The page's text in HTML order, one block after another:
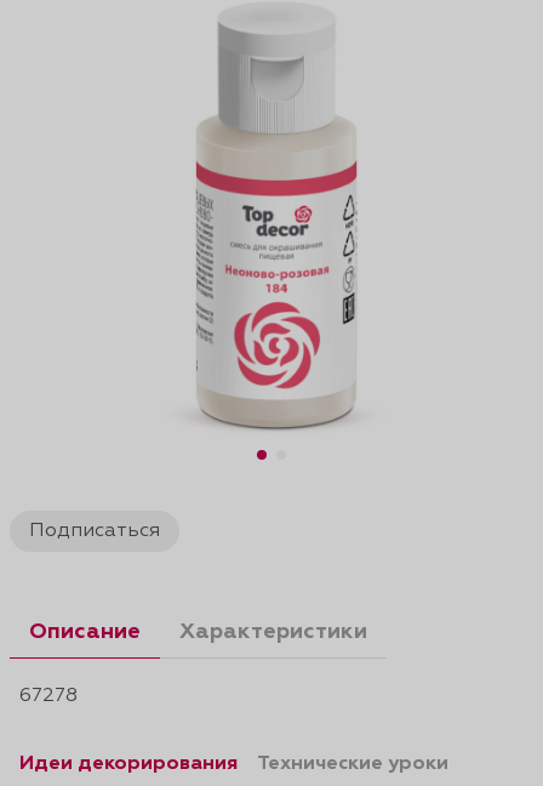
Подписаться
Описание Характеристики
67278
Идеи декорирования Технические уроки